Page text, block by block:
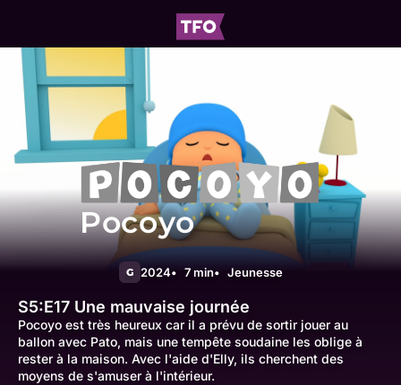
Pocoyo
G 2024 7 min Jeunesse
S5:E17 Une mauvaise journée
Pocoyo est très heureux car il a prévu de sortir jouer au
ballon avec Pato, mais une tempête soudaine les oblige à
rester à la maison. Avec l'aide d'Elly, ils cherchent des
moyens de s'amuser à l'intérieur.